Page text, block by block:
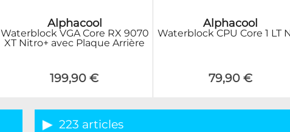
Alphacool
Waterblock VGA Core RX 9070
XT Nitro+ avec Plaque Arrière
199,90 €
Alphacool
Waterblock CPU Core 1 LT
79,90 €
223 articles